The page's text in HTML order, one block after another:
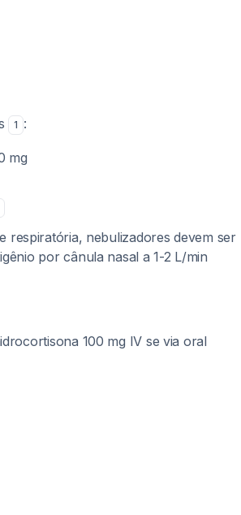
1 :
mg
respiratória, nebulizadores devem ser
por cânula nasal a 1-2 L/min
100 mg IV se via oral